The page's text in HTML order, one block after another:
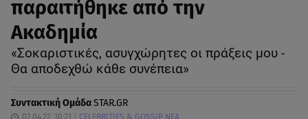
παραιτήθηκε από την
Ακαδημία
«Σοκαριστικές, ασυγχώρητες οι πράξεις μου -
Θα αποδεχθώ κάθε συνέπεια»
Συντακτική ΟμάδαSTAR.GR
02.04.22, 10:21 CELEBRITIES & GOSSIP ΝΕΑ